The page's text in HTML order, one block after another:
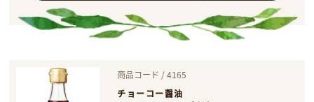
商品コード / 4165
チョーコー醤油